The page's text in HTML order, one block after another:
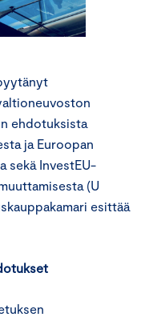
ehdotuksista
ja Euroopan
sekä InvestEU-
(U
esittää